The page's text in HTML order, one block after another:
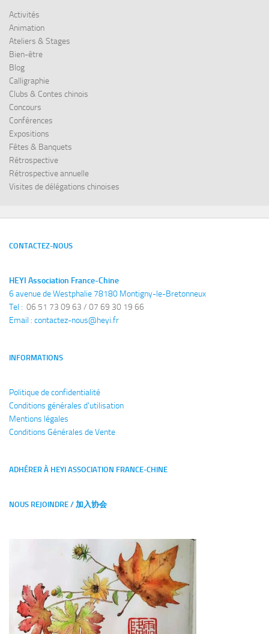
Activités
Animation
Ateliers & Stages
Bien-être
Blog
Calligraphie
Clubs & Contes chinois
Concours
Conférences
Expositions
Fêtes & Banquets
Rétrospective
Rétrospective annuelle
Visites de délégations chinoises
CONTACTEZ-NOUS
HEYI Association France-Chine
6 avenue de Westphalie 78180 Montigny-le-Bretonneux
Tel : 06 51 73 09 63 / 07 69 30 19 66
Email : contactez-nous@heyi.fr
INFORMATIONS
Politique de confidentialité
Conditions générales d'utilisation
Mentions légales
Conditions Générales de Vente
ADHÉRER À HEYI ASSOCIATION FRANCE-CHINE
NOUS REJOINDRE / 加入协会